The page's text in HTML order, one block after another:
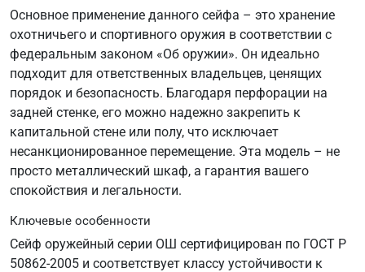
Основное применение данного сейфа – это хранение
охотничьего и спортивного оружия в соответствии с
федеральным законом «Об оружии». Он идеально
подходит для ответственных владельцев, ценящих
порядок и безопасность. Благодаря перфорации на
задней стенке, его можно надежно закрепить к
капитальной стене или полу, что исключает
несанкционированное перемещение. Эта модель – не
просто металлический шкаф, а гарантия вашего
спокойствия и легальности.
Ключевые особенности
Сейф оружейный серии ОШ сертифицирован по ГОСТ Р
50862-2005 и соответствует классу устойчивости к